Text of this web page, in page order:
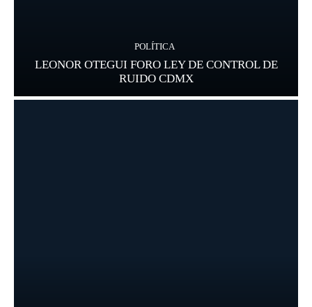
POLÍTICA
LEONOR OTEGUI FORO LEY DE CONTROL DE
RUIDO CDMX